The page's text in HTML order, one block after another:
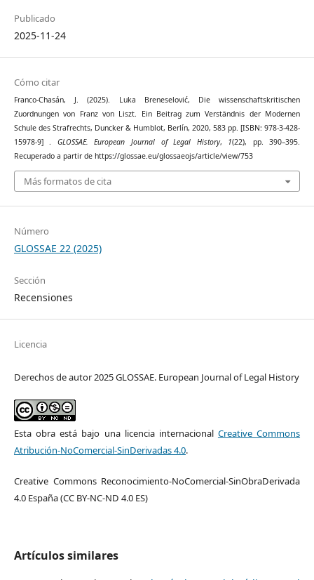
Publicado
2025-11-24
Cómo citar
Franco-Chasán, J. (2025). Luka Breneselović, Die wissenschaftskritischen
Zuordnungen von Franz von Liszt. Ein Beitrag zum Verständnis der Modernen
Schule des Strafrechts, Duncker & Humblot, Berlín, 2020, 583 pp. [ISBN: 978-3-428-
15978-9] . GLOSSAE. European Journal of Legal History, 1(22), pp. 390–395.
Recuperado a partir de https://glossae.eu/glossaeojs/article/view/753
Más formatos de cita
Número
GLOSSAE 22 (2025)
Sección
Recensiones
Licencia
Derechos de autor 2025 GLOSSAE. European Journal of Legal History
Esta obra está bajo una licencia internacional Creative Commons
Atribución-NoComercial-SinDerivadas 4.0.
Creative Commons Reconocimiento-NoComercial-SinObraDerivada
4.0 España (CC BY-NC-ND 4.0 ES)
Artículos similares